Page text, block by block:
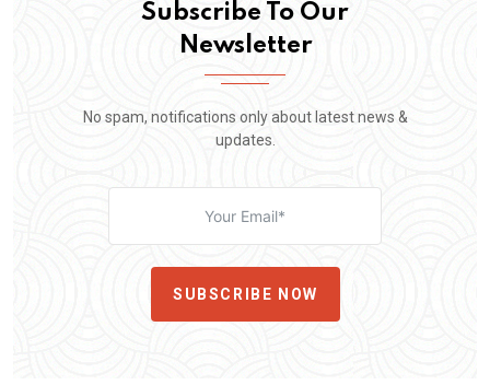
Subscribe To Our
Newsletter
No spam, notifications only about latest news &
updates.
SUBSCRIBE NOW